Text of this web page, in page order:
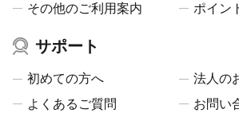
その他のご利用案内
ポイン
サポート
初めての方へ
法人の
よくあるご質問
お問い